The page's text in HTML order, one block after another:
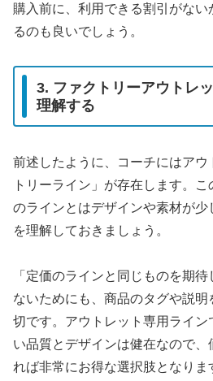
購入前に、利用できる割引がな
るのも良いでしょう。
3. ファクトリーアウトレ
理解する
前述したように、コーチにはアウ
トリーライン」が存在します。
のラインとはデザインや素材が少
を理解しておきましょう。
「定価のラインと同じものを期
ないためにも、商品のタグや説
切です。アウトレット専用ライン
い品質とデザインは健在なので、
れば非常にお得な選択肢となりま